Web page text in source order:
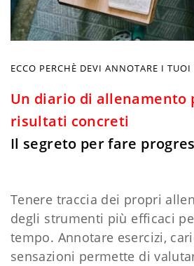
ECCO PERCHÈ DEVI ANNOTARE I TUOI
Un diario di allenamento
risultati concreti
Il segreto per fare
Tenere traccia dei propri
degli strumenti più efficaci
tempo. Annotare esercizi,
sensazioni permette di